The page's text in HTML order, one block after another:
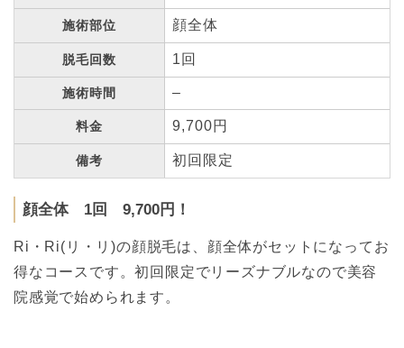
施術部位 顔全体
脱毛回数 1回
施術時間 –
料金 9,700円
備考 初回限定
顔全体 1回 9,700円！
Ri・Ri(リ・リ)の顔脱毛は、顔全体がセットになってお
得なコースです。初回限定でリーズナブルなので美容
院感覚で始められます。